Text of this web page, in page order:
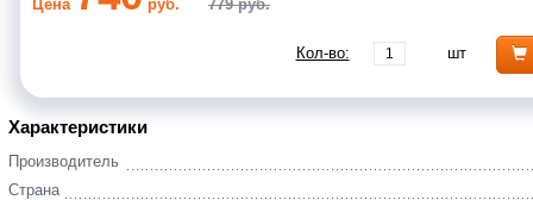
Цена руб. 779 руб.
Кол-во: шт
Характеристики
Производитель
Страна